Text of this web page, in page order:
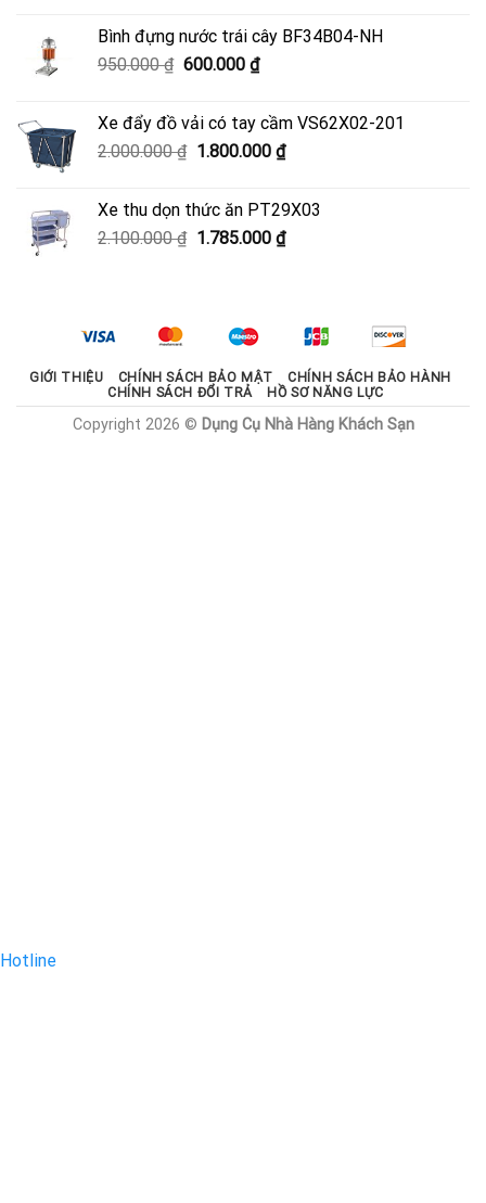
3.700.000 ₫.là:
Bình đựng nước trái cây BF34B04-NH
950.000₫ Giá
950.000 ₫.
600.000 ₫Giá
là:
600.000 ₫.
Xe đẩy đồ vải có tay cầm VS62X02-201
2.000.000₫ Giá
2.000.000 ₫.
1.800.000 ₫Giá
là:
1.800.000 ₫.
Xe thu dọn thức ăn PT29X03
2.100.000₫ Giá
1.785.000 ₫Giá
1.785.000 ₫.
GIỚI THIỆU CHÍNH SÁCH BẢO MẬT
CHÍNH SÁCH BẢO HÀNH
CHÍNH SÁCH ĐỔI TRẢ
HỒ SƠ NĂNG LỰC
Copyright 2026 © Dụng Cụ Nhà Hàng Khách Sạn
Hotline